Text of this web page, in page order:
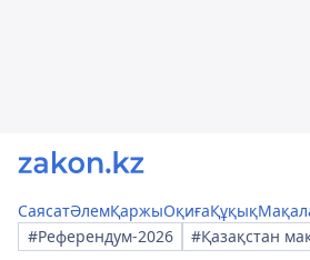
СаясатӘлемҚаржыОқиғаҚұқық
#Референдум-2026
#Қазақстан